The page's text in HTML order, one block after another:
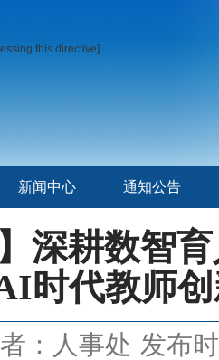
this directive]
新闻中心 通知公告
】深耕数
时代教师
：人事处 发布